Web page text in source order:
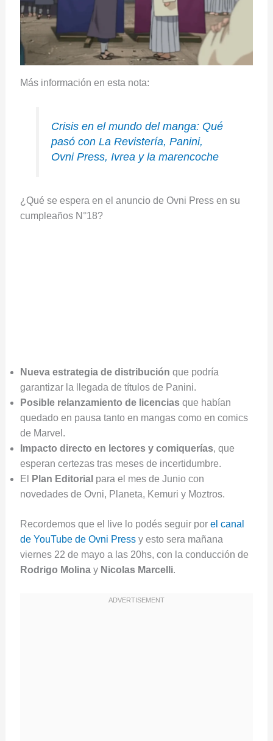
Más información en esta nota:
Crisis en el mundo del manga: Qué
pasó con La Revistería, Panini,
Ovni Press, Ivrea y la marencoche
¿Qué se espera en el anuncio de Ovni Press en su
cumpleaños N°18?
Nueva estrategia de distribución que podría
garantizar la llegada de títulos de Panini.
Posible relanzamiento de licenciasque habían
quedado en pausa tanto en mangas como en comics
de Marvel.
Impacto directo en lectores y comiquerías, que
esperan certezas tras meses de incertidumbre.
El
Plan Editorial para el mes de Junio con
novedades de Ovni, Planeta, Kemuri y Moztros.
Recordemos que el live lo podés seguir por el canal
de YouTube de Ovni Pressy esto sera mañana
viernes 22 de mayo a las 20hs, con la conducción de
Rodrigo Molinay Nicolas Marcelli.